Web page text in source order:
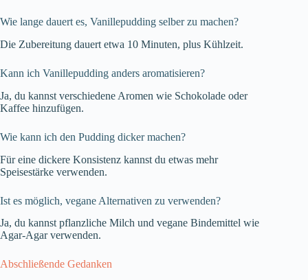
Wie lange dauert es, Vanillepudding selber zu machen?
Die Zubereitung dauert etwa 10 Minuten, plus Kühlzeit.
Kann ich Vanillepudding anders aromatisieren?
Ja, du kannst verschiedene Aromen wie Schokolade oder
Kaffee hinzufügen.
Wie kann ich den Pudding dicker machen?
Für eine dickere Konsistenz kannst du etwas mehr
Speisestärke verwenden.
Ist es möglich, vegane Alternativen zu verwenden?
Ja, du kannst pflanzliche Milch und vegane Bindemittel wie
Agar-Agar verwenden.
Abschließende Gedanken